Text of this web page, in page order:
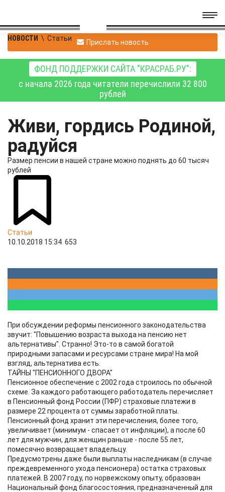
НОВОСТИ \ Статьи Прислать новость
ФОНД ПОДДЕРЖКИ САЙТА "КРАСРАБ.РУ":
с начала 2026 года читатели перечислили 32 800
рублей
Живи, гордись Родиной,
радуйся
Размер пенсии в нашей стране можно поднять до 60 тысяч
рублей
Статьи
10.10.2018 15:34 653
При обсуждении реформы пенсионного законодательства
звучит: "Повышению возраста выхода на пенсию нет
альтернативы". Странно! Это-то в самой богатой
природными запасами и ресурсами стране мира! На мой
взгляд, альтернатива есть.
ТАЙНЫ "ПЕНСИОННОГО ДВОРА"
Пенсионное обеспечение с 2002 года строилось по обычной
схеме. За каждого работающего работодатель перечисляет
в Пенсионный фонд России (ПФР) страховые платежи в
размере 22 процента от суммы заработной платы.
Пенсионный фонд хранит эти перечисления, более того,
увеличивает (минимум - спасает от инфляции), а после 60
лет для мужчин, для женщин раньше - после 55 лет,
помесячно возвращает владельцу.
Предусмотрены даже были выплаты наследникам (в случае
преждевременного ухода пенсионера) остатка страховых
платежей. В 2007 году, по норвежскому опыту, образован
Национальный фонд благосостояния, предназначенный для